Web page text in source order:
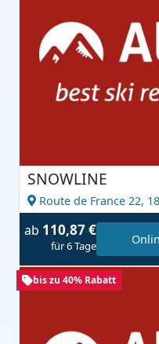
SNOWLINE
Route de France 22,
ab 110,87 €
für 6 Tage
bis zu 40% Rabatt